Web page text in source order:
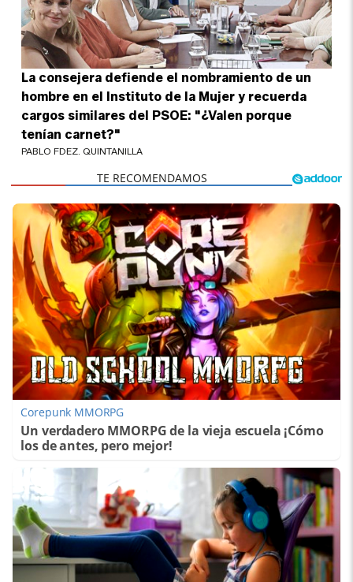
La consejera defiende el nombramiento de un
hombre en el Instituto de la Mujer y recuerda
cargos similares del PSOE: "¿Valen porque
tenían carnet?"
PABLO FDEZ. QUINTANILLA
Corepunk MMORPG
Un verdadero MMORPG de la vieja escuela ¡Cómo
los de antes, pero mejor!